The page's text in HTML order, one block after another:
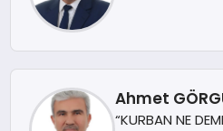
Ahmet
“KURBAN NE